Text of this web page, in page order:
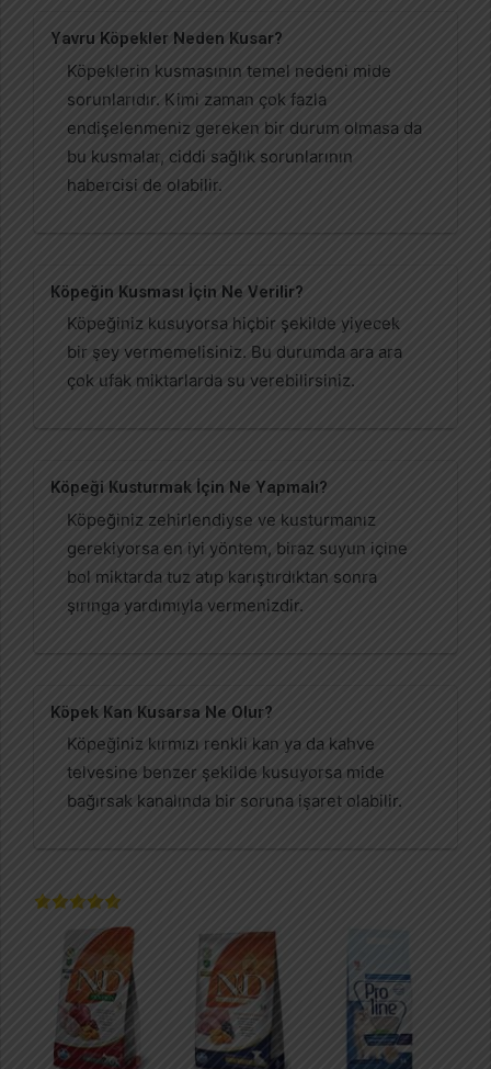
Yavru Köpekler Neden Kusar?
Köpeklerin kusmasının temel nedeni mide
sorunlarıdır. Kimi zaman çok fazla
endişelenmeniz gereken bir durum olmasa da
bu kusmalar, ciddi sağlık sorunlarının
habercisi de olabilir.
Köpeğin Kusması İçin Ne Verilir?
Köpeğiniz kusuyorsa hiçbir şekilde yiyecek
bir şey vermemelisiniz. Bu durumda ara ara
çok ufak miktarlarda su verebilirsiniz.
Köpeği Kusturmak İçin Ne Yapmalı?
Köpeğiniz zehirlendiyse ve kusturmanız
gerekiyorsa en iyi yöntem, biraz suyun içine
bol miktarda tuz atıp karıştırdıktan sonra
şırınga yardımıyla vermenizdir.
Köpek Kan Kusarsa Ne Olur?
Köpeğiniz kırmızı renkli kan ya da kahve
telvesine benzer şekilde kusuyorsa mide
bağırsak kanalında bir soruna işaret olabilir.